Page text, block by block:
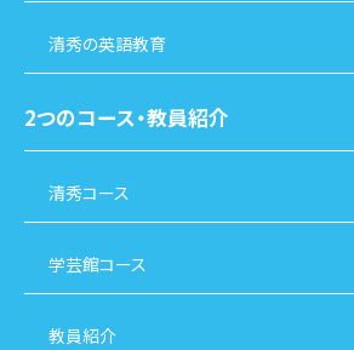
清秀の英語教育
2つのコース・教員紹介
清秀コース
学芸館コース
教員紹介